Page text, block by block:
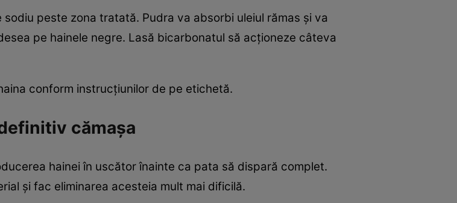
peste zona tratată. Pudra va absorbi uleiul rămas și va
pe hainele negre. Lasă bicarbonatul să acționeze câteva
conform instrucțiunilor de pe etichetă.
cămașa
hainei în uscător înainte ca pata să dispară complet.
și fac eliminarea acesteia mult mai dificilă.